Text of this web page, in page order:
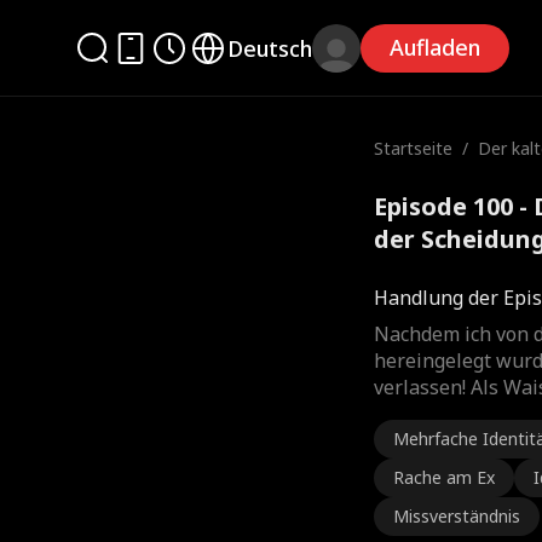
Deutsch Aufladen
Startseite / Der
Episode 100
der
Handlung der
Nachdem ich von
hereingelegt
verlassen! Als
Mehrfache
Rache am Ex
Missverständnis